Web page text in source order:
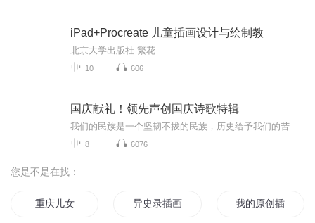
iPad+Procreate 儿童插画设计与绘制教
北京大学出版社 繁花
10 606
国庆献礼！领先声创国庆诗歌特辑
8 6076
您是不是在找：
重庆儿女 异史录插画 我的原创插画